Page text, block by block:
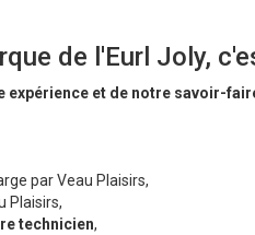
de l'Eurl Joly,
expérience et de notre savoir-
par Veau Plaisirs,
Plaisirs,
technicien,